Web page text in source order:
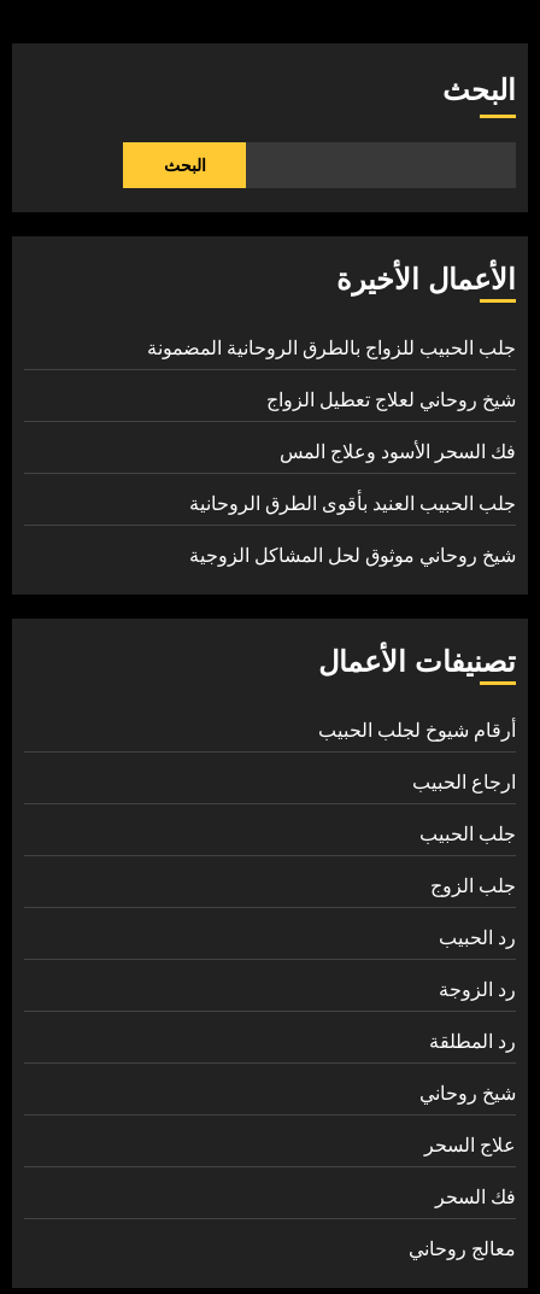
البحث
البحث
الأعمال الأخيرة
جلب الحبيب للزواج بالطرق الروحانية المضمونة
شيخ روحاني لعلاج تعطيل الزواج
فك السحر الأسود وعلاج المس
جلب الحبيب العنيد بأقوى الطرق الروحانية
شيخ روحاني موثوق لحل المشاكل الزوجية
تصنيفات الأعمال
أرقام شيوخ لجلب الحبيب
ارجاع الحبيب
جلب الحبيب
جلب الزوج
رد الحبيب
رد الزوجة
رد المطلقة
شيخ روحاني
علاج السحر
فك السحر
معالج روحاني